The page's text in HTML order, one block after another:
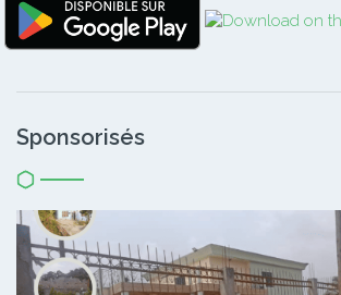
Sponsorisés